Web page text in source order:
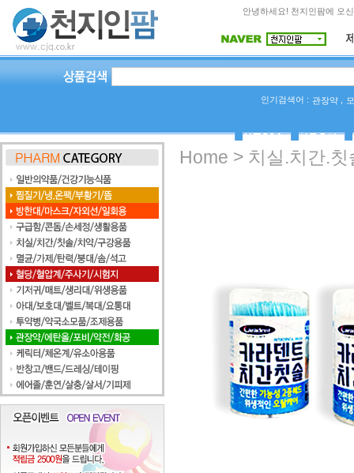
안녕하세요! 천지인팜에 오
인기검색어 : 관장약
상품Q&A 사용후기
Home > 치실.치간.